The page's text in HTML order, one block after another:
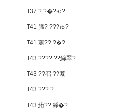
T37 ? ?�?≪?
T41 膃? ???ゅ?
T41 蕭?? ?�?
T43 ???? ??絲翠?
T43 ??召 ??紊
T43 ??? ?
T43 絎?? 綵�?